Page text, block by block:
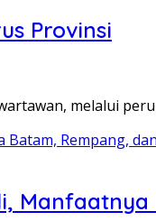
Provinsi
melalui